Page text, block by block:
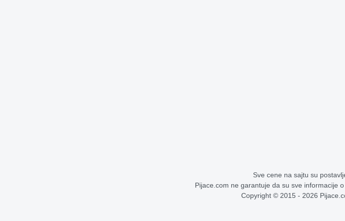
Sve cene na sajtu su
Pijace.com ne garantuje da su sve informacije
Copyright © 2015 - 2026